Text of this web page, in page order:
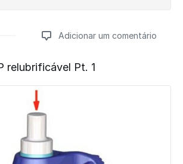
Adicionar um comentário
Adicionar um comentário
relubrificável Pt. 1